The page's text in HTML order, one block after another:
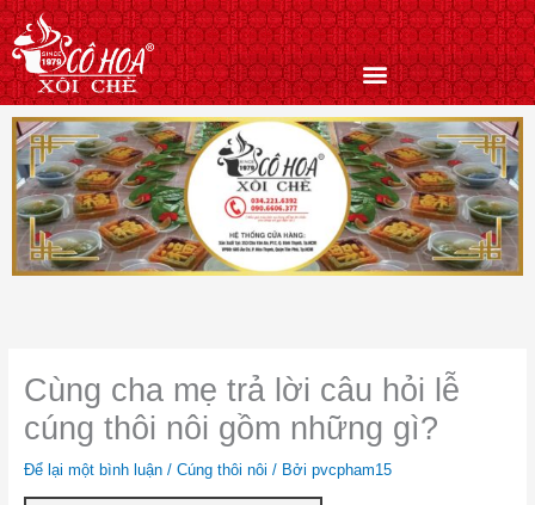
Nhảy
tới
nội
dung
Cùng cha mẹ trả lời câu hỏi lễ
cúng thôi nôi gồm những gì?
Để lại một bình luận / Cúng thôi nôi / Bởi pvcpham15